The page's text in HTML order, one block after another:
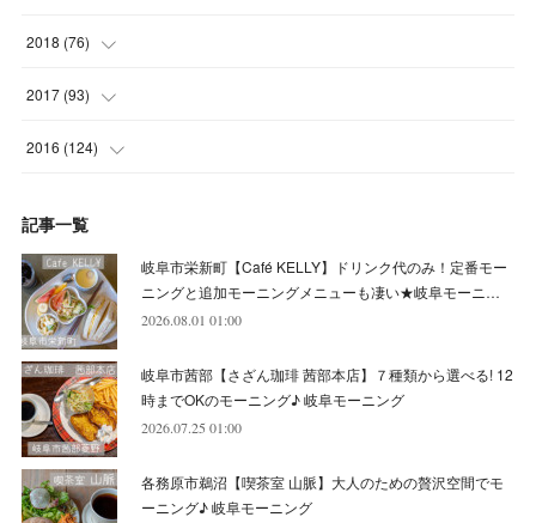
(5
(7)
(10
( 6)
(10)
(6
(5)
(6)
(8)
(7
(7
(9)
(4)
(6)
(11
(1
(7
(11)
(7)
(9)
(2)
(11 )
(8
(7)
(7
(7)
(5)
(1)
(8)
(4)
(4
(6
(4)
(4)
(5)
(4)
(4)
(10)
2018 (76)
(9
(3)
(7)
(8)
(7)
(6)
(5)
2017 (93)
(7)
(5)
(8)
(8)
(8)
(9)
2016 (124)
(10)
(10)
(12)
(16)
(9)
記事一覧
岐阜市栄新町【Café KELLY】ドリンク代のみ！定番モー
ニングと追加モーニングメニューも凄い★岐阜モーニ…
2026.08.01 01:00
岐阜市茜部【さざん珈琲 茜部本店】７種類から選べる! 12
時までOKのモーニング♪ 岐阜モーニング
2026.07.25 01:00
各務原市鵜沼【喫茶室 山脈】大人のための贅沢空間でモ
ーニング♪ 岐阜モーニング